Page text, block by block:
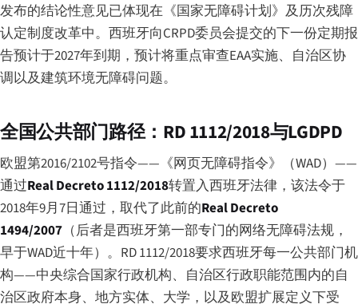
发布的结论性意见已体现在《国家无障碍计划》及历次残障
认定制度改革中。西班牙向CRPD委员会提交的下一份定期报
告预计于2027年到期，预计将重点审查EAA实施、自治区协
调以及建筑环境无障碍问题。
全国公共部门路径：RD 1112/2018与LGDPD
欧盟第2016/2102号指令——《网页无障碍指令》（WAD）——
通过Real Decreto 1112/2018转置入西班牙法律，该法令于
2018年9月7日通过，取代了此前的Real Decreto
1494/2007 （后者是西班牙第一部专门的网络无障碍法规，
早于WAD近十年）。RD 1112/2018要求西班牙每一公共部门机
构——中央综合国家行政机构、自治区行政职能范围内的自
治区政府本身、地方实体、大学，以及欧盟扩展定义下受